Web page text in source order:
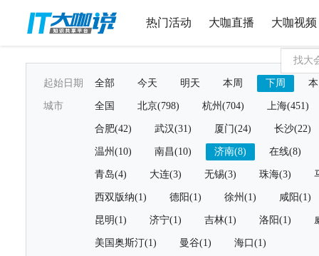
热门活动 大咖直播 大咖视频
起始日期 全部 今天 明天 本周 下周
城市 全国 北京(798) 杭州(704) 上海(451)
合肥(42) 武汉(31) 厦门(24) 长沙(22)
温州(10) 南昌(10) 济南(8) 在线(8)
青岛(4) 大连(3) 无锡(3) 珠海(3)
西双版纳(1) 德阳(1) 徐州(1) 咸阳(1)
昆明(1) 济宁(1) 吉林(1) 洛阳(1)
美国奥斯汀(1) 曼谷(1) 海口(1)